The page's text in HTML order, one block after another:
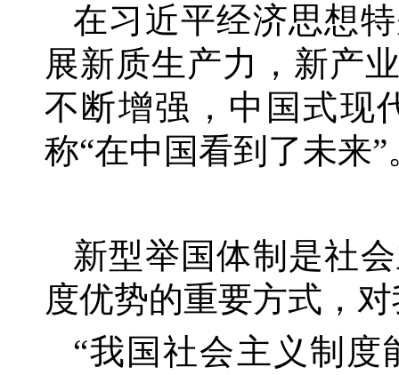
在习近平经济思想
展新质生产力，新产
不断增强，中国式现
称“在中国看到了未来”
新型举国体制是社
度优势的重要方式，
“我国社会主义制